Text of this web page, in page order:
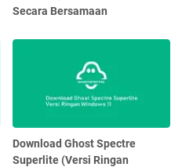
Secara Bersamaan
Download Ghost Spectre
Superlite (Versi Ringan